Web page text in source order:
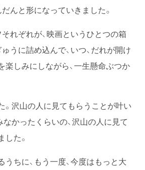
んと形になっていきました。
れぞれが、映画というひとつの箱
うに詰め込んで、いつ、だれが開け
楽しみにしながら、一生懸命ぶつか
。沢山の人に見てもらうことが叶い
なかったくらいの、沢山の人に見て
た。
ちに、もう一度、今度はもっと大